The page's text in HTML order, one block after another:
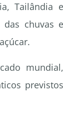
Tailândia e
das chuvas e
mundial,
previstos